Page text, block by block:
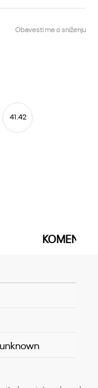
Obavesti me o sniženju
41.42